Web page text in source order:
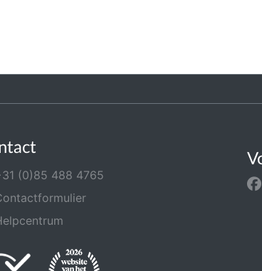
(0)85 488 4765